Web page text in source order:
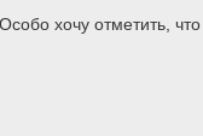
хочу отметить,